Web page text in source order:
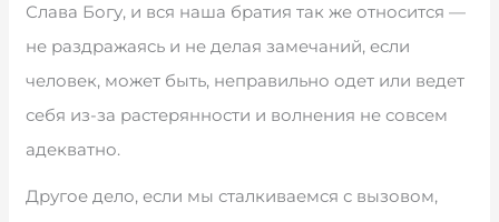
Слава Богу, и вся наша братия так же относится —
не раздражаясь и не делая замечаний, если
человек, может быть, неправильно одет или ведет
себя из-за растерянности и волнения не совсем
адекватно.
Другое дело, если мы сталкиваемся с вызовом,